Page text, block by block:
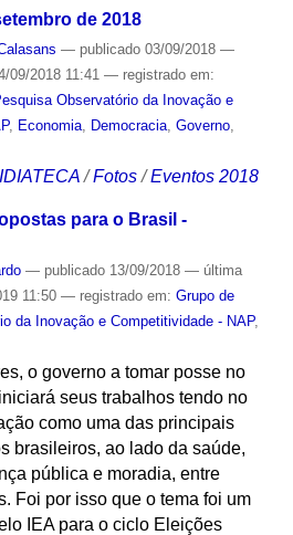
de 2018
— publicado03/09/2018 —
09/2018 11:41 — registrado em:
Observatório da Inovação e
, Economia, Democracia, Governo,
/Fotos /Eventos 2018
para o Brasil -
— publicado13/09/2018 — última
11:50 — registrado em: Grupo de
da Inovação e Competitividade - NAP,
o governo a tomar posse no
seus trabalhos tendo no
como uma das principais
brasileiros, ao lado da saúde,
pública e moradia, entre
Foi por isso que o tema foi um
IEA para o ciclo Eleições